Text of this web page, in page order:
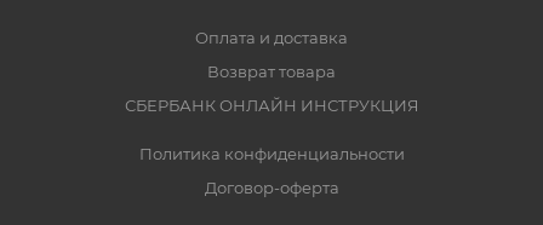
Оплата и доставка
Возврат товара
СБЕРБАНК ОНЛАЙН ИНСТРУКЦИЯ
Политика конфиденциальности
Договор-оферта